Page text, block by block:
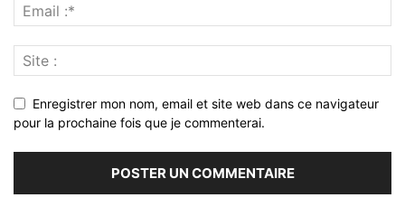
Enregistrer mon nom, email et site web dans ce navigateur
pour la prochaine fois que je commenterai.